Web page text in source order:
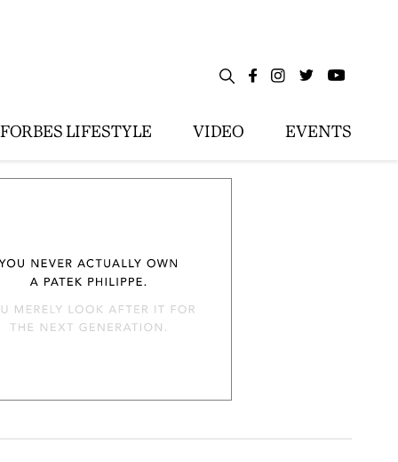
FORBES LIFESTYLE VIDEO EVENTS